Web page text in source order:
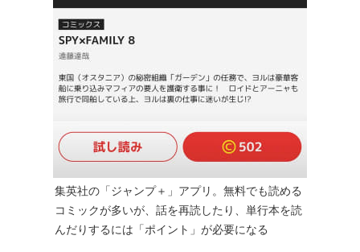
集英社の「ジャンプ＋」アプリ。無料でも読める
コミックが多いが、話を再読したり、単行本を読
んだりするには「ポイント」が必要になる